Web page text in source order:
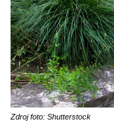
Zdroj foto: Shutterstock